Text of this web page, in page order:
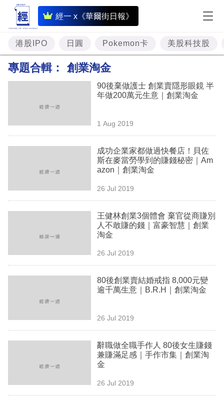
經一 x《華爾街日報》
即
時
財
經
資
樓
技
生
港股IPO 日圓 Pokemon卡 美股科技股
專題合輯： 創業淘金
90後棄做護士 創業賣隱形眼鏡 半
年做200萬元生意｜創業淘金
1 Aug 2019
成功企業家都做過快餐店！貝佐
斯在麥當勞學到的賺錢秘密｜Am
azon｜創業淘金
26 Jul 2019
王健林創業3個體會 棄官從商賺別
人不敢賺的錢｜富豪智慧｜創業
淘金
26 Jul 2019
80後創業賣結婚戒指 8,000元變
逾千萬生意｜B.R.H｜創業淘金
26 Jul 2019
辭職做全職手作人 80後女生賺錢
兼賺滿足感｜手作市集｜創業淘
金
26 Jul 2019